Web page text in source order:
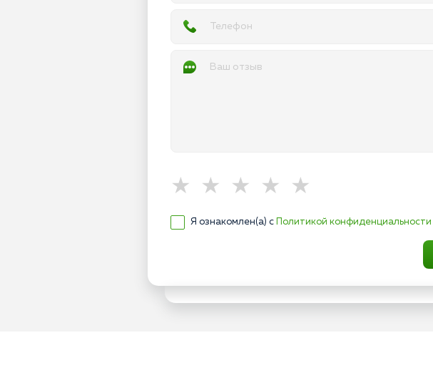
Я ознакомлен(а) с Политикой конфиденциальности